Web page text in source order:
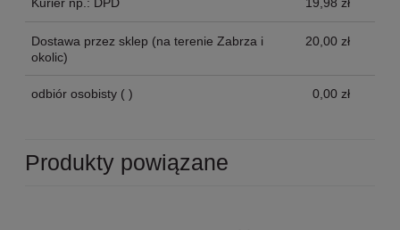
Kurier np.: DPD 19,98 zł
Dostawa przez sklep (na terenie Zabrza i
okolic)
20,00 zł
odbiór osobisty ( ) 0,00 zł
Produkty powiązane